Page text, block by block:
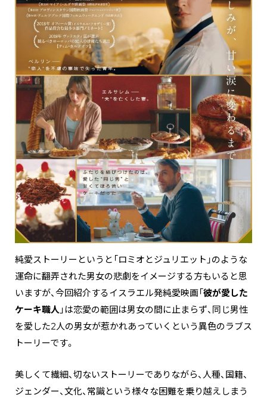
純愛ストーリーというと「ロミオとジュリエット」のような
運命に翻弄された男女の悲劇をイメージする方もいると思
いますが、今回紹介するイスラエル発純愛映画「彼が愛した
ケーキ職人 」は恋愛の範囲は男女の間に止まらず、同じ男性
を愛した2人の男女が惹かれあっていくという異色のラブス
トーリーです。
美しくて繊細、切ないストーリーでありながら、人種、国籍、
ジェンダー、文化、常識という様々な困難を乗り越えしまう